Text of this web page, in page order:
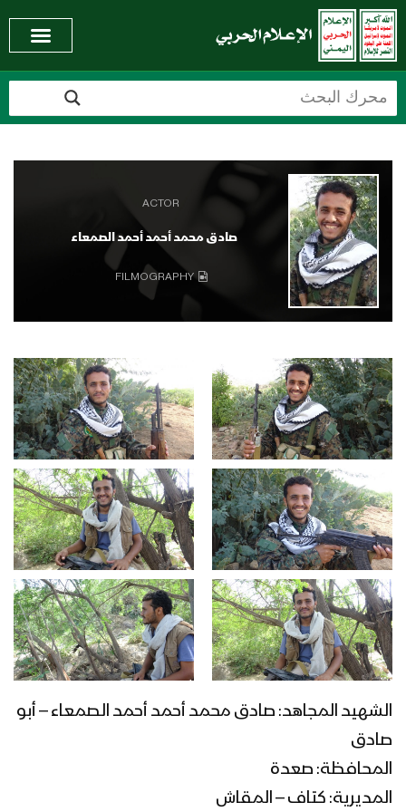
ACTOR
صادق محمد أحمد أحمد الصمعاء
FILMOGRAPHY
الشهيد المجاهد: صادق محمد أحمد أحمد الصمعاء – أبو
صادق
المحافظة: صعدة
المديرية: كتاف – المقاش